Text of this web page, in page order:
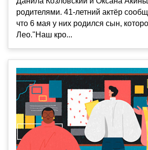
родителями. 41-летний актёр
что 6 мая у них родился сын,
Лео."Наш кро...